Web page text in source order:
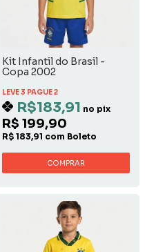
Kit Infantil do Brasil -
Copa 2002
LEVE 3 PAGUE 2
R$183,91 no pix
R$ 199,90
R$ 183,91 com Boleto
COMPRAR